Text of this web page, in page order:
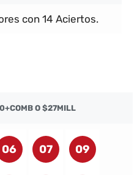
con 14 Aciertos.
O $27MILL
06 07 09